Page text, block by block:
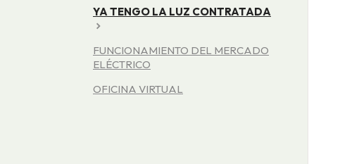
YA TENGO LA LUZ CONTRATADA
FUNCIONAMIENTO DEL MERCADO
ELÉCTRICO
OFICINA VIRTUAL